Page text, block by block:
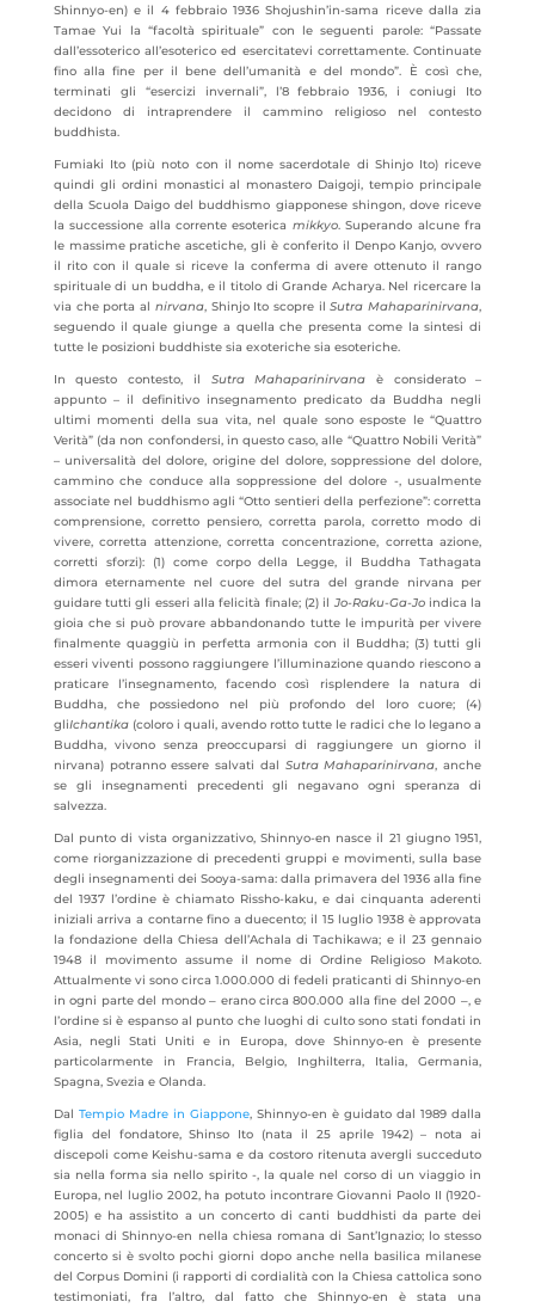
Shinnyo-en) e il 4 febbraio 1936 Shojushin’in-sama riceve dalla zia
Tamae Yui la “facoltà spirituale” con le seguenti parole: “Passate
dall’essoterico all’esoterico ed esercitatevi correttamente. Continuate
fino alla fine per il bene dell’umanità e del mondo”. È così che,
terminati gli “esercizi invernali”, l’8 febbraio 1936, i coniugi Ito
decidono di intraprendere il cammino religioso nel contesto
buddhista.
Fumiaki Ito (più noto con il nome sacerdotale di Shinjo Ito) riceve
quindi gli ordini monastici al monastero Daigoji, tempio principale
della Scuola Daigo del buddhismo giapponese shingon, dove riceve
la successione alla corrente esoterica mikkyo. Superando alcune fra
le massime pratiche ascetiche, gli è conferito il Denpo Kanjo, ovvero
il rito con il quale si riceve la conferma di avere ottenuto il rango
spirituale di un buddha, e il titolo di Grande Acharya. Nel ricercare la
via che porta al nirvana, Shinjo Ito scopre ilSutra Mahaparinirvana,
seguendo il quale giunge a quella che presenta come la sintesi di
tutte le posizioni buddhiste sia exoteriche sia esoteriche.
In questo contesto, il Sutra Mahaparinirvana è considerato –
appunto – il definitivo insegnamento predicato da Buddha negli
ultimi momenti della sua vita, nel quale sono esposte le “Quattro
Verità” (da non confondersi, in questo caso, alle “Quattro Nobili Verità”
– universalità del dolore, origine del dolore, soppressione del dolore,
cammino che conduce alla soppressione del dolore -, usualmente
associate nel buddhismo agli “Otto sentieri della perfezione”: corretta
comprensione, corretto pensiero, corretta parola, corretto modo di
vivere, corretta attenzione, corretta concentrazione, corretta azione,
corretti sforzi): (1) come corpo della Legge, il Buddha Tathagata
dimora eternamente nel cuore del sutra del grande nirvana per
guidare tutti gli esseri alla felicità finale; (2) il Jo-Raku-Ga-Joindica la
gioia che si può provare abbandonando tutte le impurità per vivere
finalmente quaggiù in perfetta armonia con il Buddha; (3) tutti gli
esseri viventi possono raggiungere l’illuminazione quando riescono a
praticare l’insegnamento, facendo così risplendere la natura di
Buddha, che possiedono nel più profondo del loro cuore; (4)
gliIchantika(coloro i quali, avendo rotto tutte le radici che lo legano a
Buddha, vivono senza preoccuparsi di raggiungere un giorno il
nirvana) potranno essere salvati dal Sutra Mahaparinirvana, anche
se gli insegnamenti precedenti gli negavano ogni speranza di
salvezza.
Dal punto di vista organizzativo, Shinnyo-en nasce il 21 giugno 1951,
come riorganizzazione di precedenti gruppi e movimenti, sulla base
degli insegnamenti dei Sooya-sama: dalla primavera del 1936 alla fine
del 1937 l’ordine è chiamato Rissho-kaku, e dai cinquanta aderenti
iniziali arriva a contarne fino a duecento; il 15 luglio 1938 è approvata
la fondazione della Chiesa dell’Achala di Tachikawa; e il 23 gennaio
1948 il movimento assume il nome di Ordine Religioso Makoto.
Attualmente vi sono circa 1.000.000 di fedeli praticanti di Shinnyo-en
in ogni parte del mondo ‒ erano circa 800.000 alla fine del 2000 ‒, e
l’ordine si è espanso al punto che luoghi di culto sono stati fondati in
Asia, negli Stati Uniti e in Europa, dove Shinnyo-en è presente
particolarmente in Francia, Belgio, Inghilterra, Italia, Germania,
Spagna, Svezia e Olanda.
Dal Tempio Madre in Giappone, Shinnyo-en è guidato dal 1989 dalla
figlia del fondatore, Shinso Ito (nata il 25 aprile 1942) – nota ai
discepoli come Keishu-sama e da costoro ritenuta avergli succeduto
sia nella forma sia nello spirito -, la quale nel corso di un viaggio in
Europa, nel luglio 2002, ha potuto incontrare Giovanni Paolo II (1920-
2005) e ha assistito a un concerto di canti buddhisti da parte dei
monaci di Shinnyo-en nella chiesa romana di Sant’Ignazio; lo stesso
concerto si è svolto pochi giorni dopo anche nella basilica milanese
del Corpus Domini (i rapporti di cordialità con la Chiesa cattolica sono
testimoniati, fra l’altro, dal fatto che Shinnyo-en è stata una